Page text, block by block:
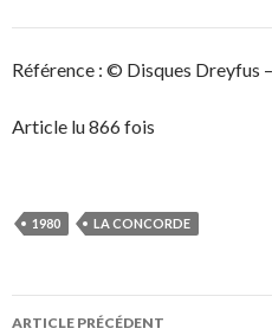
Référence : © Disques Dreyfus
Article lu 866 fois
1980 LA CONCORDE
Navigation
ARTICLE PRÉCÉDENT